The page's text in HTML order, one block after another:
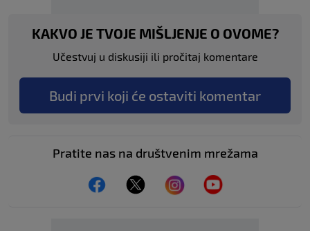
KAKVO JE TVOJE MIŠLJENJE O OVOME?
Učestvuj u diskusiji ili pročitaj komentare
Budi prvi koji će ostaviti komentar
Pratite nas na društvenim mrežama